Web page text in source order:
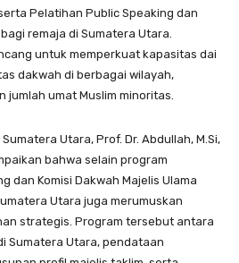
Pelatihan Public Speaking dan
remaja di Sumatera Utara.
untuk memperkuat kapasitas dai
dakwah di berbagai wilayah,
umat Muslim minoritas.
Utara, Prof. Dr. Abdullah, M.Si,
bahwa selain program
dan Komisi Dakwah Majelis Ulama
Utara juga merumuskan
strategis. Program tersebut antara
Sumatera Utara, pendataan